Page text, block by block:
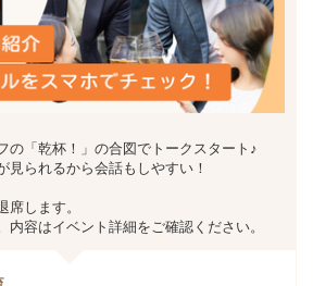
の「乾杯！」の合図でトークスタート♪
見られるから会話もしやすい！
します。
容はイベント詳細をご確認ください。